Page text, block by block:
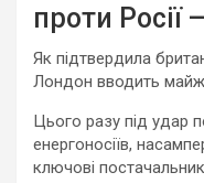
проти Росії
Як підтвердила
Лондон вводить
Цього разу під удар
енергоносіїв,
ключові